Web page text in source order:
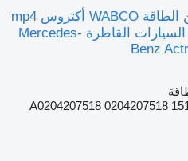
بطاريات المراكم القابلة لتخزين الطاقة WABCO أكتروس mp4
2551 (01.13-) 9254880100 لـ السيارات القاطرة Mercedes-
Benz
9254880100 A0204207518